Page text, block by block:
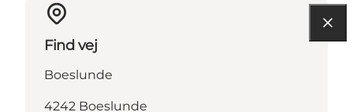
Find vej
Boeslunde
4242 Boeslunde